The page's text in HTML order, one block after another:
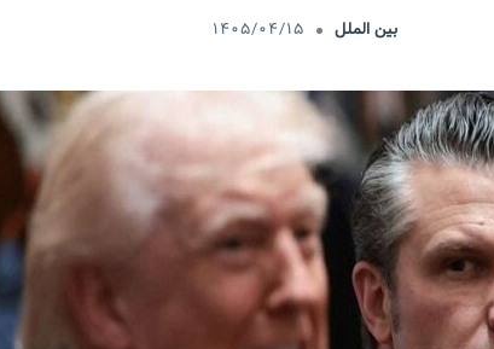
بین الملل ۱۴۰۵/۰۴/۱۵